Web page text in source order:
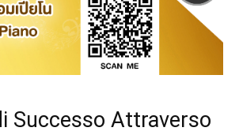
Successo Attraverso